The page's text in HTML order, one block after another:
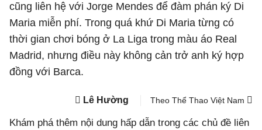
cũng liên hệ với Jorge Mendes để đàm phán ký Di
Maria miễn phí. Trong quá khứ Di Maria từng có
thời gian chơi bóng ở La Liga trong màu áo Real
Madrid, nhưng điều này không cản trở anh ký hợp
đồng với Barca.
Lê Hường Theo Thể Thao Việt Nam
Khám phá thêm nội dung hấp dẫn trong các chủ đề liên